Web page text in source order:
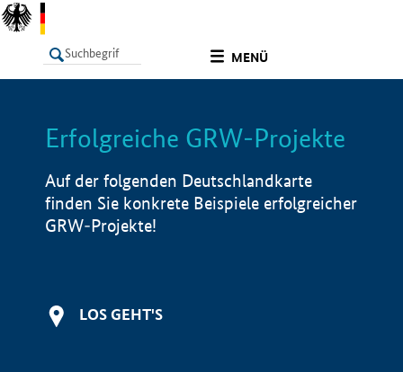
MENÜ
LISTE Info
Erfolgreiche GRW-Projekte
Auf der folgenden Deutschlandkarte
finden Sie konkrete Beispiele erfolgreicher
GRW-Projekte!
LOS GEHT'S